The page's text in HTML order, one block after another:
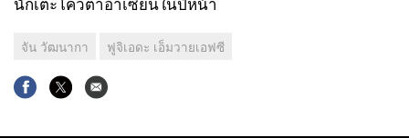
จัน วัฒนากา ฟูจิเอดะ เอ็มวายเอฟซี